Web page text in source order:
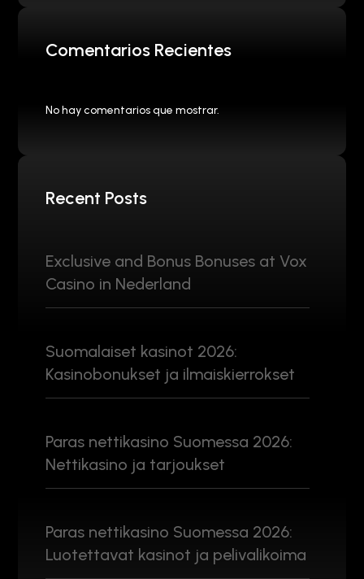
Comentarios Recientes
No hay comentarios que mostrar.
Recent Posts
Exclusive and Bonus Bonuses at Vox
Casino in Nederland
Suomalaiset kasinot 2026:
Kasinobonukset ja ilmaiskierrokset
Paras nettikasino Suomessa 2026:
Nettikasino ja tarjoukset
Paras nettikasino Suomessa 2026:
Luotettavat kasinot ja pelivalikoima